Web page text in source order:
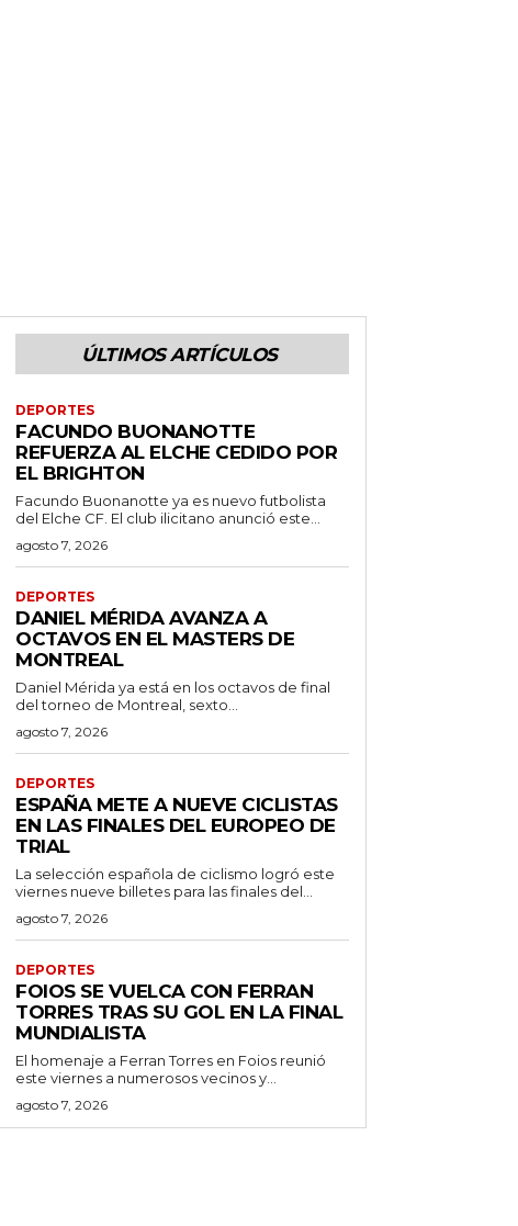
ÚLTIMOS ARTÍCULOS
DEPORTES
FACUNDO BUONANOTTE
REFUERZA AL ELCHE CEDIDO POR
EL BRIGHTON
Facundo Buonanotte ya es nuevo futbolista
del Elche CF. El club ilicitano anunció este...
agosto 7, 2026
DEPORTES
DANIEL MÉRIDA AVANZA A
OCTAVOS EN EL MASTERS DE
MONTREAL
Daniel Mérida ya está en los octavos de final
del torneo de Montreal, sexto...
agosto 7, 2026
DEPORTES
ESPAÑA METE A NUEVE CICLISTAS
EN LAS FINALES DEL EUROPEO DE
TRIAL
La selección española de ciclismo logró este
viernes nueve billetes para las finales del...
agosto 7, 2026
DEPORTES
FOIOS SE VUELCA CON FERRAN
TORRES TRAS SU GOL EN LA FINAL
MUNDIALISTA
El homenaje a Ferran Torres en Foios reunió
este viernes a numerosos vecinos y...
agosto 7, 2026